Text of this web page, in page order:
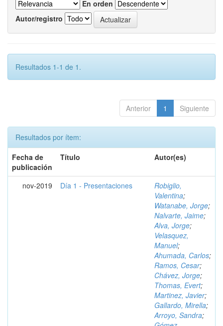
En orden
Autor/registro
Resultados 1-1 de 1.
Anterior 1 Siguiente
Resultados por ítem:
Fecha de
publicación
Título Autor(es)
nov-2019 Día 1 - Presentaciones
Robiglio,
Valentina;
Watanabe, Jorge;
Nalvarte, Jaime;
Alva, Jorge;
Velasquez,
Manuel;
Ahumada, Carlos;
Ramos, Cesar;
Chávez, Jorge;
Thomas, Evert;
Martinez, Javier;
Gallardo, Mirella;
Arroyo, Sandra;